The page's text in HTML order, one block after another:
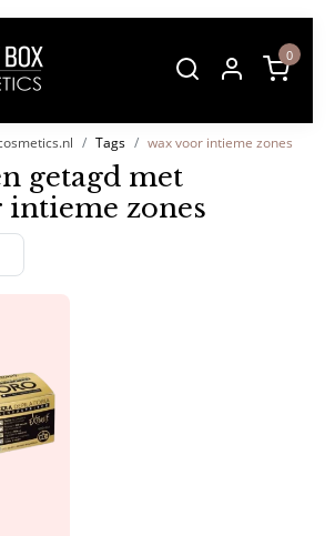
0
Tags wax voor intieme zones
getagd met
intieme zones